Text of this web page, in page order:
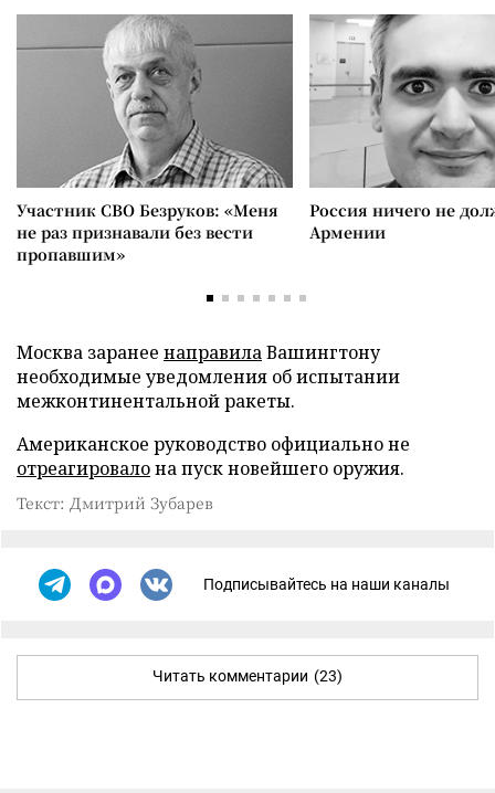
Участник СВО Безруков: «Меня
не раз признавали без вести
пропавшим»
Россия ничего не
Армении
Москва заранее направилаВашингтону
необходимые уведомления об испытании
межконтинентальной ракеты.
Американское руководство официально не
отреагировалона пуск новейшего оружия.
Текст: Дмитрий Зубарев
Подписывайтесь на наши каналы
Читать комментарии (23)